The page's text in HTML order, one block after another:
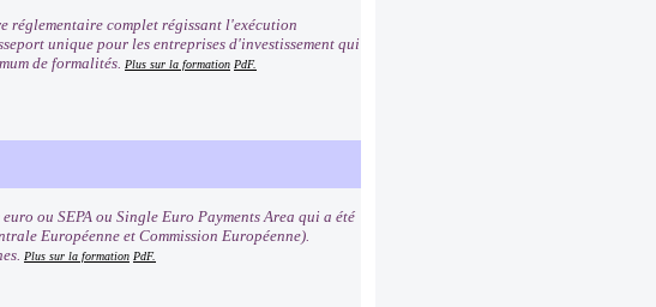
complet régissant l'exécution
unique pour les entreprises d'investissement qui
de formalités. Plus sur la formation PdF.
ou SEPA ou Single Euro Payments Area qui a été
Européenne et Commission Européenne).
Plus sur la formation PdF.